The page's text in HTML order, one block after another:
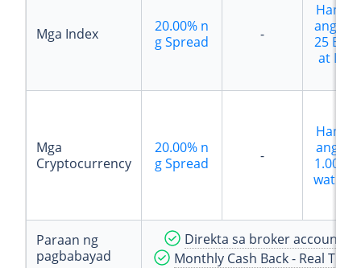
Mga Index 20.00% n
g Spread
-
Hangg
ang
25 Baw
at Lot
Mga
Cryptocurrency
20.00% n
g Spread
-
Hangg
ang
1.00
wat Lot
Paraan ng
pagbabayad
Direkta sa broker account
Monthly Cash Back - Real